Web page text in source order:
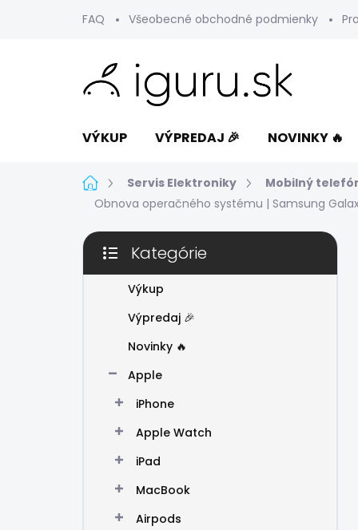
FAQ Všeobecné obchodné podmienky
VÝKUP VÝPREDAJ 🎉 NOVINKY 🔥
DomovServis Elektroniky Mobilný
Obnova operačného systému | Samsung
B
č
Preskočiť
kategórie
Kategórie
Výkup
Výpredaj 🎉
Novinky 🔥
Apple
iPhone
Apple Watch
iPad
MacBook
Airpods